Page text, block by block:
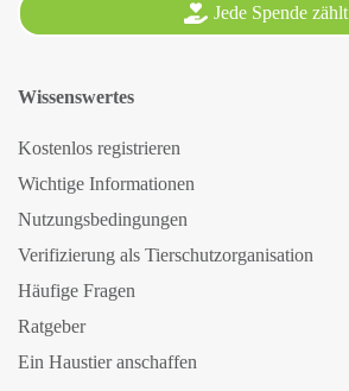
Jede Spende zählt
Wissenswertes
Kostenlos registrieren
Wichtige Informationen
Nutzungsbedingungen
Verifizierung als Tierschutzorganisation
Häufige Fragen
Ratgeber
Ein Haustier anschaffen